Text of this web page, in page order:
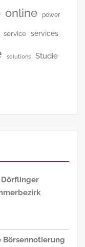
online power
service services
solutions Studie